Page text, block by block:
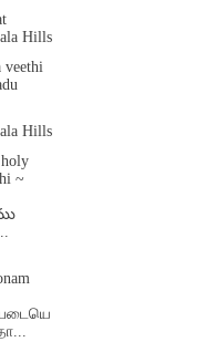
Hills
veethi
Hills
~